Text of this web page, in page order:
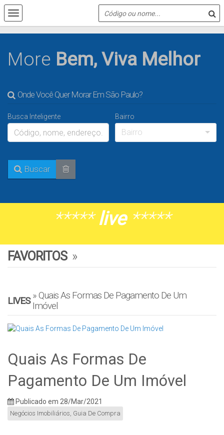
More Bem, Viva Melhor
Onde Você Quer Morar Em São Paulo?
Busca Inteligente Bairro
Bairro
Buscar
*****live*****
FAVORITOS »
LIVES » Quais As Formas De Pagamento De Um
Imóvel
Quais As Formas De
Pagamento De Um Imóvel
Publicado em 28/Mar/2021
Negócios Imobiliários, Guia De Compra